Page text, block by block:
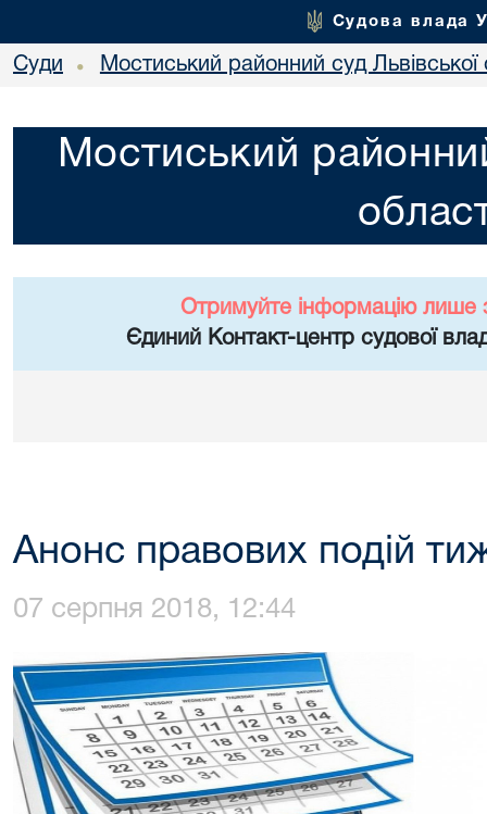
Судова влада
Суди • Мостиський районний суд Львівської
Мостиський
Отримуйте інформацію лише
Єдиний Контакт-центр судової
Анонс правових подій
07 серпня 2018, 12:44